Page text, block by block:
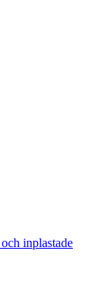
inplastade